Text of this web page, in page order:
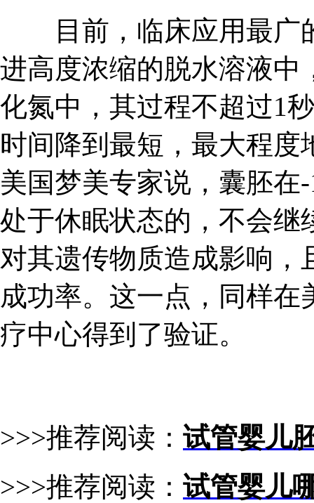
目前，临床应用最广
进高度浓缩的脱水溶液中
化氮中，其过程不超过1
时间降到最短，最大程
美国梦美专家说，囊胚
处于休眠状态的，不会继
对其遗传物质造成影响
成功率。这一点，同样在
疗中心得到了验证。
>>>推荐阅读： 试管婴儿
>>>推荐阅读： 试管婴儿